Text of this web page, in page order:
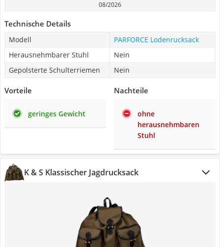
08/2026
Technische Details
Modell
PARFORCE Lodenrucksack
Herausnehmbarer Stuhl
Nein
Gepolsterte Schulterriemen
Nein
Vorteile
geringes Gewicht
Nachteile
ohne
herausnehmbaren
Stuhl
K & S Klassischer Jagdrucksack